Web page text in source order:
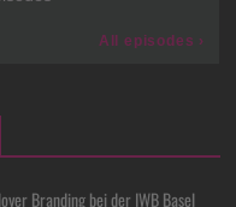
Branding bei der IWB Basel